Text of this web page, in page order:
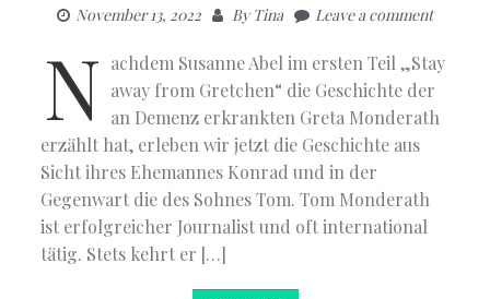
November 13, 2022 ByTina Leave a comment
N achdem Susanne Abel im ersten Teil „Stay
away from Gretchen“ die Geschichte der
an Demenz erkrankten Greta Monderath
erzählt hat, erleben wir jetzt die Geschichte aus
Sicht ihres Ehemannes Konrad und in der
Gegenwart die des Sohnes Tom. Tom Monderath
ist erfolgreicher Journalist und oft international
tätig. Stets kehrt er […]